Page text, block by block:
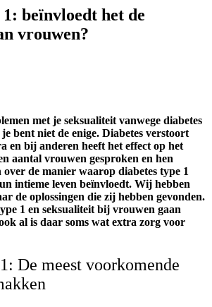
beïnvloedt het de
vrouwen?
met je seksualiteit vanwege diabetes
bent niet de enige. Diabetes verstoort
en bij anderen heeft het effect op het
aantal vrouwen gesproken en hen
de manier waarop diabetes type 1
intieme leven beïnvloedt. Wij hebben
de oplossingen die zij hebben gevonden.
1 en seksualiteit bij vrouwen gaan
al is daar soms wat extra zorg voor
De meest voorkomende